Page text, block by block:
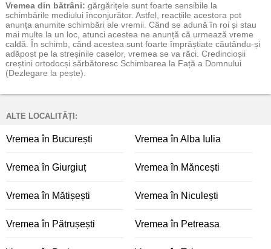
Vremea din bătrâni: gărgărițele sunt foarte sensibile la
schimbările mediului înconjurător. Astfel, reacțiile acestora pot
anunța anumite schimbări ale vremii. Când se adună în roi și stau
mai multe la un loc, atunci acestea ne anunță că urmează vreme
caldă. În schimb, când acestea sunt foarte împrăștiate căutându-și
adăpost pe la streșinile caselor, vremea se va răci. Credincioșii
creștini ortodocși sărbătoresc Schimbarea la Față a Domnului
(Dezlegare la pește).
ALTE LOCALITĂȚI:
Vremea în București Vremea în Alba Iulia
Vremea în Giurgiuț Vremea în Măncești
Vremea în Mătișești Vremea în Niculești
Vremea în Pătrușești Vremea în Petreasa